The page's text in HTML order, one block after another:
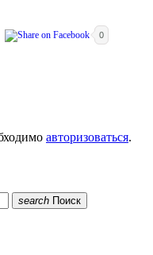
0
авторизоваться.
search Поиск